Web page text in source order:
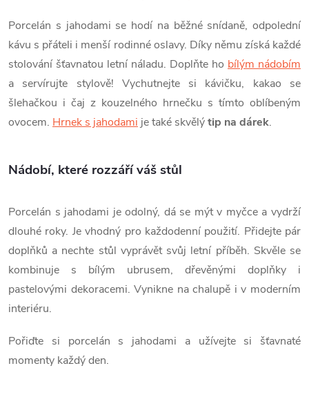
k
y
v
ý
p
i
u
Porcelán s jahodami se hodí na běžné snídaně, odpolední
kávu s přáteli i menší rodinné oslavy. Díky němu získá každé
stolování šťavnatou letní náladu. Doplňte ho bílým nádobím
a servírujte stylově! Vychutnejte si kávičku, kakao se
šlehačkou i čaj z kouzelného hrnečku s tímto oblíbeným
ovocem. Hrnek s jahodami je také skvělýtip na dárek.
Nádobí, které rozzáří váš stůl
Porcelán s jahodami je odolný, dá se mýt v myčce a vydrží
dlouhé roky. Je vhodný pro každodenní použití. Přidejte pár
doplňků a nechte stůl vyprávět svůj letní příběh. Skvěle se
kombinuje s bílým ubrusem, dřevěnými doplňky i
pastelovými dekoracemi. Vynikne na chalupě i v moderním
interiéru.
Pořiďte si porcelán s jahodami a užívejte si šťavnaté
momenty každý den.